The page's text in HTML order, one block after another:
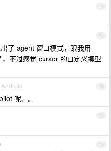
14
15
了 agent 窗口模式，跟我用
不过感觉 cursor 的自定义模型
16
Android
呢。。
17
18